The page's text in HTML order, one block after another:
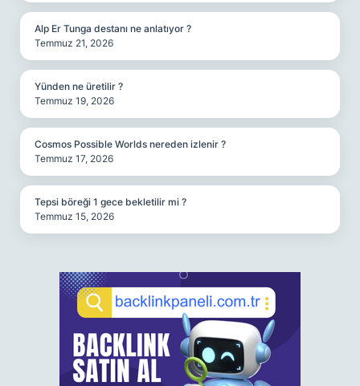
Alp Er Tunga destanı ne anlatıyor ?
Temmuz 21, 2026
Yünden ne üretilir ?
Temmuz 19, 2026
Cosmos Possible Worlds nereden izlenir ?
Temmuz 17, 2026
Tepsi böreği 1 gece bekletilir mi ?
Temmuz 15, 2026